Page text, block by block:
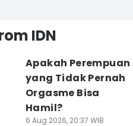
IDN
Apakah Perempuan
yang Tidak Pernah
Orgasme Bisa
Hamil?
6 Aug 2026, 20:37 WIB